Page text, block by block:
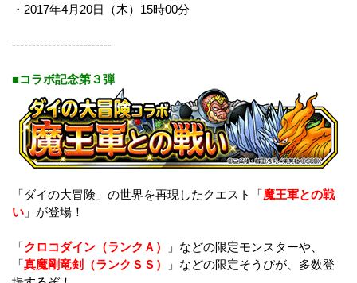
・2017年4月20日（木）15時00分
-------------------------
■コラボ記念第３弾
「ダイの大冒険」の世界を再現したクエスト「魔王軍との戦
い 」が登場！
「クロコダイン（ランクＡ）
」などの限定モンスターや、
「真魔剛竜剣（ランクＳＳ）
」などの限定そうびが、多数登